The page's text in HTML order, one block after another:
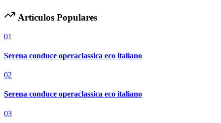
Artículos Populares
01
Serena conduce operaclassica eco italiano
02
Serena conduce operaclassica eco italiano
03